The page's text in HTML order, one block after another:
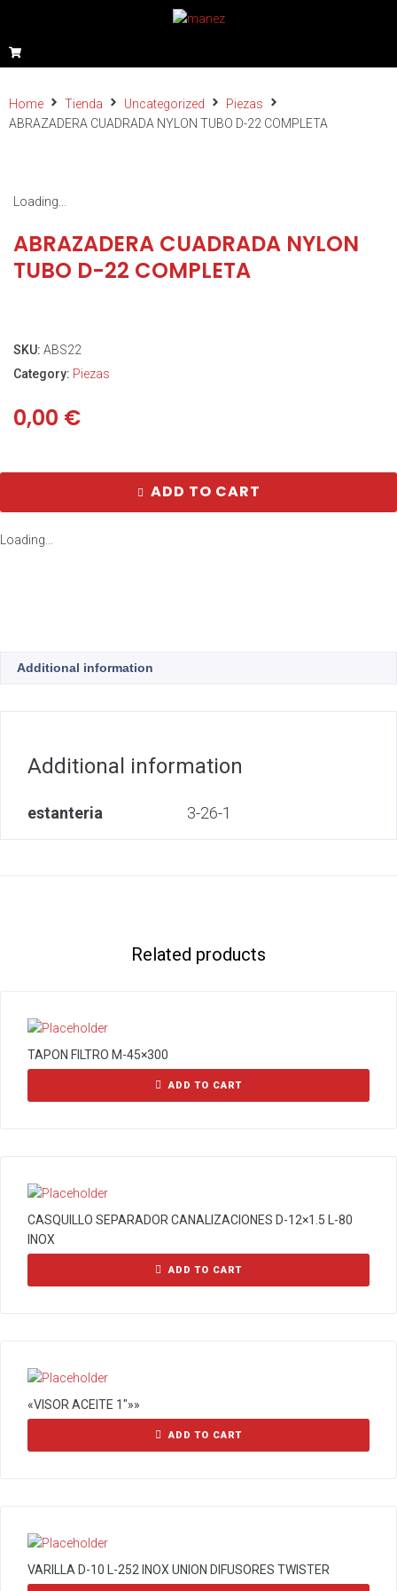
Home Tienda Uncategorized
Piezas
ABRAZADERA CUADRADA NYLON TUBO D-22 COMPLETA
Loading...
ABRAZADERA CUADRADA NYLON
TUBO D-22 COMPLETA
SKU: ABS22
Category: Piezas
0,00 €
ADD TO CART
Loading...
Additional information
Additional information
estanteria 3-26-1
Related products
TAPON FILTRO M-45×300
ADD TO CART
CASQUILLO SEPARADOR CANALIZACIONES D-12×1.5 L-80
INOX
ADD TO CART
«VISOR ACEITE 1″»»
ADD TO CART
VARILLA D-10 L-252 INOX UNION DIFUSORES TWISTER